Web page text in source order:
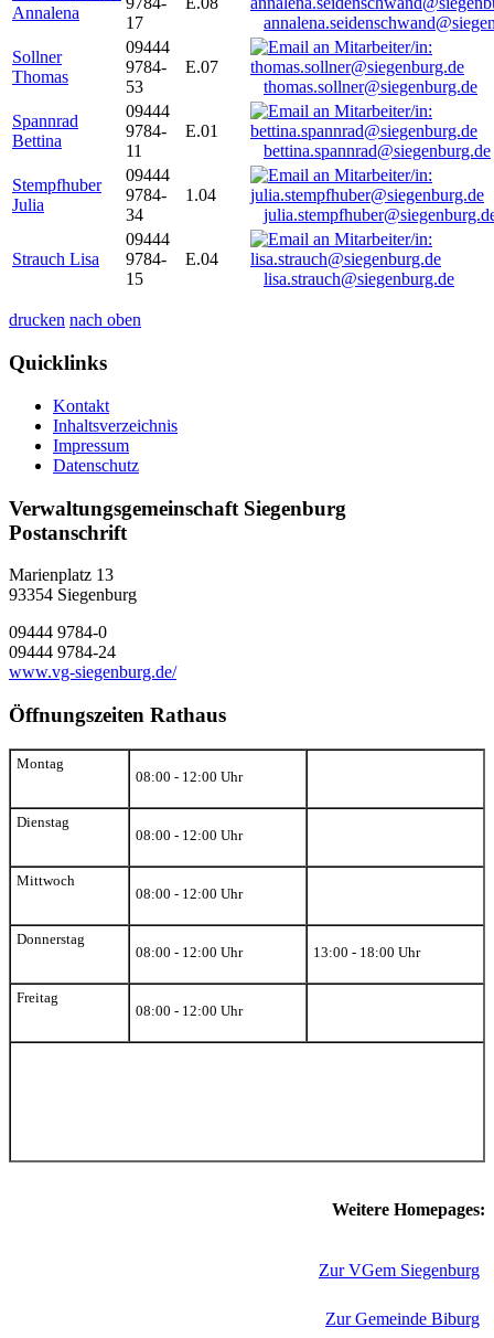
Annalena
17
Sollner
Thomas
09444
9784-
53
E.07
thomas.sollner@siegenburg.de
Spannrad
Bettina
09444
9784-
11
E.01
bettina.spannrad@siegenburg.de
Stempfhuber
Julia
09444
9784-
34
1.04
Strauch Lisa
09444
9784-
15
E.04
lisa.strauch@siegenburg.de
drucken nach oben
Quicklinks
Kontakt
Inhaltsverzeichnis
Impressum
Datenschutz
Verwaltungsgemeinschaft Siegenburg
Postanschrift
Marienplatz 13
93354 Siegenburg
09444 9784-0
09444 9784-24
www.vg-siegenburg.de/
Öffnungszeiten Rathaus
Montag
08:00 - 12:00 Uhr
Dienstag
08:00 - 12:00 Uhr
Mittwoch
08:00 - 12:00 Uhr
Donnerstag
08:00 - 12:00 Uhr
13:00 - 18:00 Uhr
Freitag
08:00 - 12:00 Uhr
Weitere Homepages:
Zur VGem Siegenburg
Zur Gemeinde Biburg